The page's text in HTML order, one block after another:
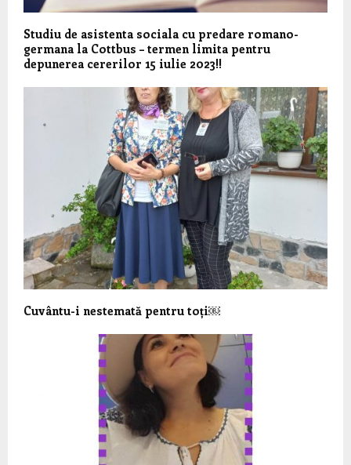
Studiu de asistenta sociala cu predare romano-
germana la Cottbus – termen limita pentru
depunerea cererilor 15 iulie 2023!!
Cuvântu-i nestemată pentru toți￼